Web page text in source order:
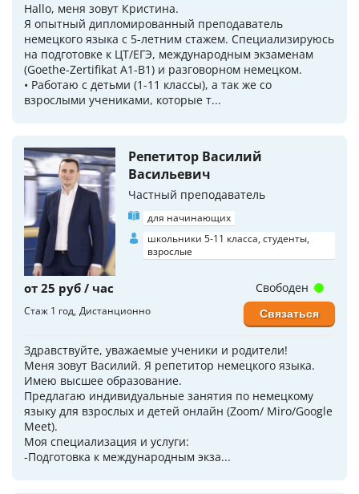
Hallo, меня зовут Кристина.
Я опытный дипломированный преподаватель
немецкого языка с 5-летним стажем. Специализируюсь
на подготовке к ЦТ/ЕГЭ, международным экзаменам
(Goethe-Zertifikat A1-B1) и разговорном немецком.
• Работаю с детьми (1-11 классы), а так же со
взрослыми учениками, которые т...
Репетитор Василий
Васильевич
Частный преподаватель
для начинающих
школьники 5-11 класса, студенты,
взрослые
от 25 руб / час
Стаж 1 год Дистанционно
Здравствуйте, уважаемые ученики и родители!
Меня зовут Василий. Я репетитор немецкого языка.
Имею высшее образование.
Предлагаю индивидуальные занятия по немецкому
языку для взрослых и детей онлайн (Zoom/ Miro/Google
Meet).
Моя специализация и услуги:
-Подготовка к международным экза...
Свободен
Связаться